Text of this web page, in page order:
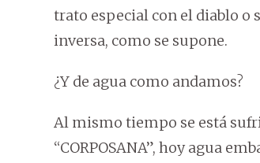
trato especial con el diablo o
inversa, como se supone.
¿Y de agua como andamos?
Al mismo tiempo se está
“CORPOSANA”, hoy agua